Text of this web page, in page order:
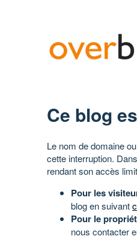
Ce blog
Le nom de domaine
cette interruption.
rendant son accès
Pour les
blog en suivant
Pour le
nous contacter